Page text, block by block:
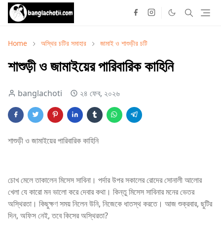
Home অস্থির চটির সমাহার জামাই ও শাশুড়ীর চটি
শাশুড়ী ও জামাইয়ের পারিবারিক কাহিনি
banglachoti ২৪ ফেব, ২০২৬
শাশুড়ী ও জামাইয়ের পারিবারিক কাহিনি
চোখ মেলে তাকালেন মিসেস সাবিনা। পর্দার উপর সকালের রোদের সোনালী আলোর
খেলা যে কারো মন ভালো করে দেবার কথা। কিন্তু মিসেস সাবিনার মনের ভেতর
অস্থিরতা। কিছুক্ষণ সময় নিলেন উনি, নিজেকে ধাতস্থ করতে। আজ শুক্রবার, ছুটির
দিন, অফিস নেই, তবে কিসের অস্থিরতা?